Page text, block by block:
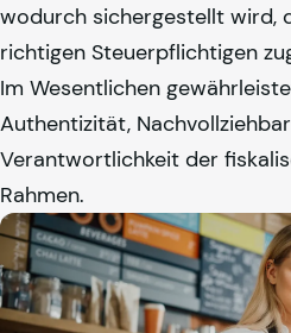
wodurch sichergestellt wird,
richtigen Steuerpflichtigen
Im Wesentlichen
Authentizität,
Verantwortlichkeit der
Rahmen.